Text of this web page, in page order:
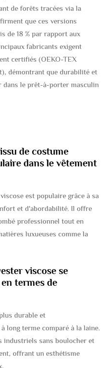
de forêts tracées via la
que ces versions
de 18 % par rapport aux
fabricants exigent
certifiés (OEKO-TEX
démontrant que durabilité et
dans le prêt-à-porter masculin
de costume
dans le vêtement
est populaire grâce à sa
et d'abordabilité. Il offre
professionnel tout en
luxueuses comme la
viscose se
termes de
durable et
long terme comparé à la laine.
industriels sans boulocher et
offrant un esthétisme